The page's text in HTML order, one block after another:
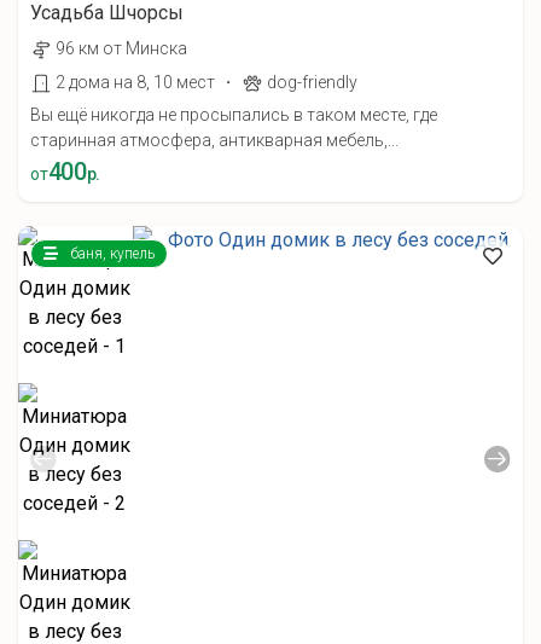
Усадьба Шчорсы
96 км от Минска
2 дома на 8, 10 мест
·
dog-friendly
Вы ещё никогда не просыпались в таком месте, где
старинная атмосфера, антикварная мебель,...
от400р.
баня, купель